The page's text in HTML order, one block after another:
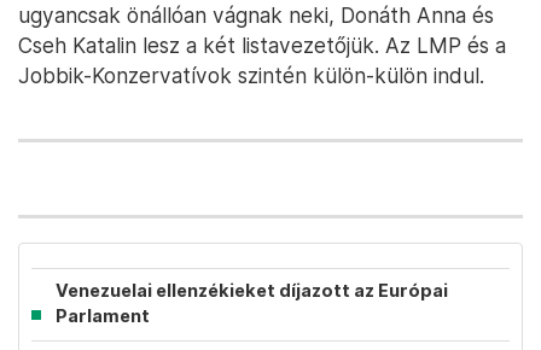
ugyancsak önállóan vágnak neki, Donáth Anna és
Cseh Katalin lesz a két listavezetőjük. Az LMP és a
Jobbik-Konzervatívok szintén külön-külön indul.
Venezuelai ellenzékieket díjazott az Európai
Parlament